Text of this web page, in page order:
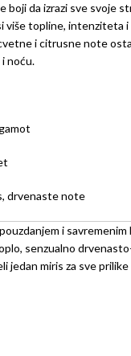
boji da izrazi sve svoje
više topline, intenziteta
i citrusne note
noću.
drvenaste note
i
senzualno
jedan miris za sve